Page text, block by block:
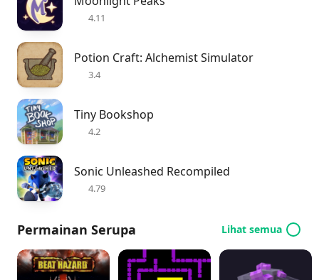
4.11
Potion Craft: Alchemist Simulator
3.4
Tiny Bookshop
4.2
Sonic Unleashed Recompiled
4.79
Permainan Serupa Lihat semua